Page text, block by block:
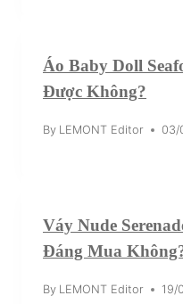
Áo Baby Doll
Được Không?
By LEMONT Editor 03/
Váy Nude
Đáng Mua
By LEMONT Editor 19/